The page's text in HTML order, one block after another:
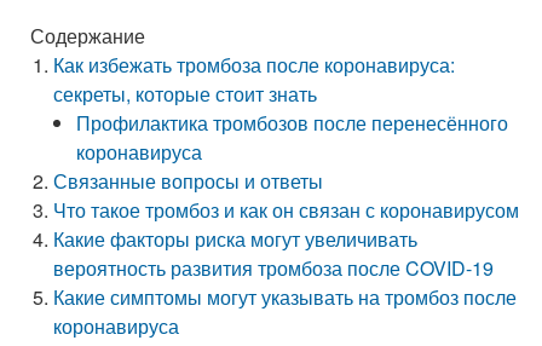
Содержание
Как избежать тромбоза после коронавируса:
секреты, которые стоит знать
Профилактика тромбозов после перенесённого
коронавируса
Связанные вопросы и ответы
Что такое тромбоз и как он связан с коронавирусом
Какие факторы риска могут увеличивать
вероятность развития тромбоза после COVID-19
Какие симптомы могут указывать на тромбоз после
коронавируса